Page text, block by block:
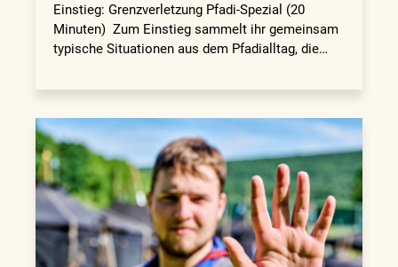
Einstieg: Grenzverletzung Pfadi-Spezial (20
Minuten) Zum Einstieg sammelt ihr gemeinsam
typische Situationen aus dem Pfadialltag, die…